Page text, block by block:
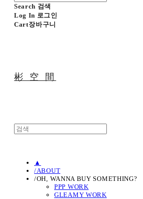
Search 검색
Log In 로그인
Cart장바구니
彬 空 間
▲
/ABOUT
/OH, WANNA BUY SOMETHING?
PPP WORK
GLEAMY WORK